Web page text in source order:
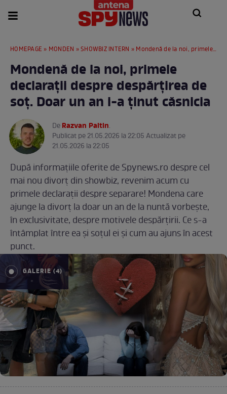
HOMEPAGE » MONDEN »SHOWBIZ INTERN » Mondenă de la noi, primele declarații despre despărțirea de soț. Doar un an i-a ținut căsnicia
Mondenă de la noi, primele
declarații despre despărțirea de
soț. Doar un an i-a ținut căsnicia
DeRazvan Paltin.
Publicat pe 21.05.2026 la 22:05 Actualizat pe
21.05.2026 la 22:05
După informațiile oferite de Spynews.ro despre cel
mai nou divorț din showbiz, revenim acum cu
primele declarații despre separare! Mondena care
ajunge la divorț la doar un an de la nuntă vorbește,
în exclusivitate, despre motivele despărțirii. Ce s-a
întâmplat între ea și soțul ei și cum au ajuns în acest
punct.
GALERIE (4)